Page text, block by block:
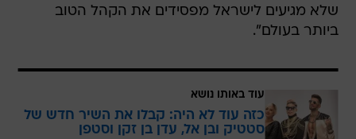
שלא מגיעים לישראל מפסידים את הקהל הטוב
ביותר בעולם".
עוד באותו נושא
כזה עוד לא היה: קבלו את השיר חדש של
סטטיק ובן אל, עדן בן זקן וסטפן